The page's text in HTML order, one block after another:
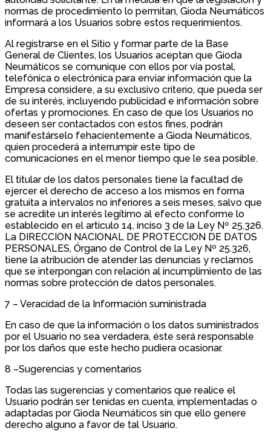
normas de procedimiento lo permitan, Gioda Neumáticos
informará a los Usuarios sobre estos requerimientos.
Al registrarse en el Sitio y formar parte de la Base
General de Clientes, los Usuarios aceptan que Gioda
Neumáticos se comunique con ellos por vía postal,
telefónica o electrónica para enviar información que la
Empresa considere, a su exclusivo criterio, que pueda ser
de su interés, incluyendo publicidad e información sobre
ofertas y promociones. En caso de que los Usuarios no
deseen ser contactados con estos fines, podrán
manifestárselo fehacientemente a Gioda Neumáticos,
quien procederá a interrumpir este tipo de
comunicaciones en el menor tiempo que le sea posible.
El titular de los datos personales tiene la facultad de
ejercer el derecho de acceso a los mismos en forma
gratuita a intervalos no inferiores a seis meses, salvo que
se acredite un interés legítimo al efecto conforme lo
establecido en el artículo 14, inciso 3 de la Ley Nº 25.326.
La DIRECCION NACIONAL DE PROTECCION DE DATOS
PERSONALES, Órgano de Control de la Ley Nº 25.326,
tiene la atribución de atender las denuncias y reclamos
que se interpongan con relación al incumplimiento de las
normas sobre protección de datos personales.
7 – Veracidad de la Información suministrada
En caso de que la información o los datos suministrados
por el Usuario no sea verdadera, éste será responsable
por los daños que este hecho pudiera ocasionar.
8 –Sugerencias y comentarios
Todas las sugerencias y comentarios que realice el
Usuario podrán ser tenidas en cuenta, implementadas o
adaptadas por Gioda Neumáticos sin que ello genere
derecho alguno a favor de tal Usuario.